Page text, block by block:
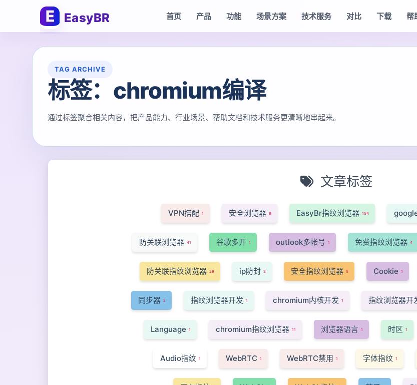
EasyBR 首页 产品 功能 场景方案 技术服务 对比 下载 帮
TAG ARCHIVE
标签：chromium编译
通过标签聚合相关内容，把产品能力、行业场景、帮助文档和技术服务更清晰地串起来。
文章标签
VPN搭配 1 安全浏览器 8 EasyBr指纹浏览器 154
防关联浏览器 41 谷歌多开 1 outlook多帐号 1 免费指纹浏览器 4
防关联指纹浏览器 29 ip防封 3 安全指纹浏览器 5 Cookie 1
同步器 2 指纹浏览器开发 1 chromium内核开发 1 指纹浏览器开
Language 1 chromium指纹浏览器 11 浏览器语言 1 时区 1
Audio指纹 1 WebRTC 1 WebRTC禁用 1 字体指纹 1